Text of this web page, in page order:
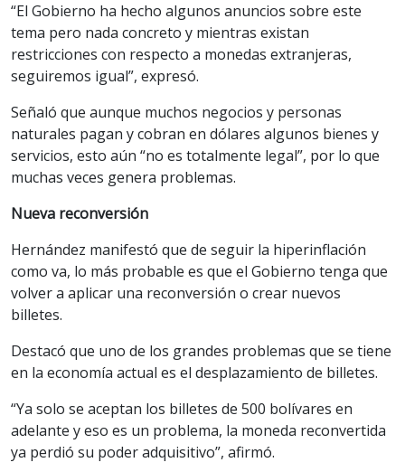
“El Gobierno ha hecho algunos anuncios sobre este
tema pero nada concreto y mientras existan
restricciones con respecto a monedas extranjeras,
seguiremos igual”, expresó.
Señaló que aunque muchos negocios y personas
naturales pagan y cobran en dólares algunos bienes y
servicios, esto aún “no es totalmente legal”, por lo que
muchas veces genera problemas.
Nueva reconversión
Hernández manifestó que de seguir la hiperinflación
como va, lo más probable es que el Gobierno tenga que
volver a aplicar una reconversión o crear nuevos
billetes.
Destacó que uno de los grandes problemas que se tiene
en la economía actual es el desplazamiento de billetes.
“Ya solo se aceptan los billetes de 500 bolívares en
adelante y eso es un problema, la moneda reconvertida
ya perdió su poder adquisitivo”, afirmó.